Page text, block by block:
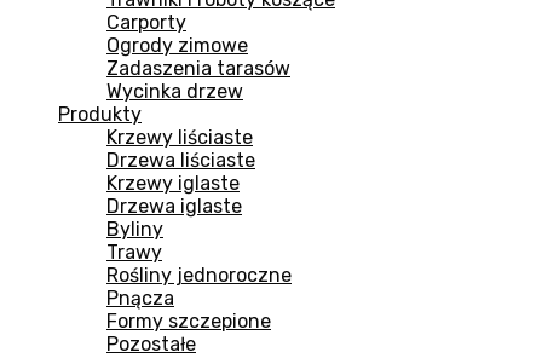
Carporty
Ogrody zimowe
Zadaszenia tarasów
Wycinka drzew
Produkty
Krzewy liściaste
Drzewa liściaste
Krzewy iglaste
Drzewa iglaste
Byliny
Trawy
Rośliny jednoroczne
Pnącza
Formy szczepione
Pozostałe